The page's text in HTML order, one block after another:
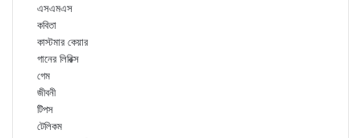
এসএমএস
কবিতা
কাস্টমার কেয়ার
গানের লিরিক্স
গেম
জীবনী
টিপস
টেলিকম